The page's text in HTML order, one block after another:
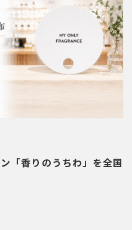
「香りのうちわ」を全国